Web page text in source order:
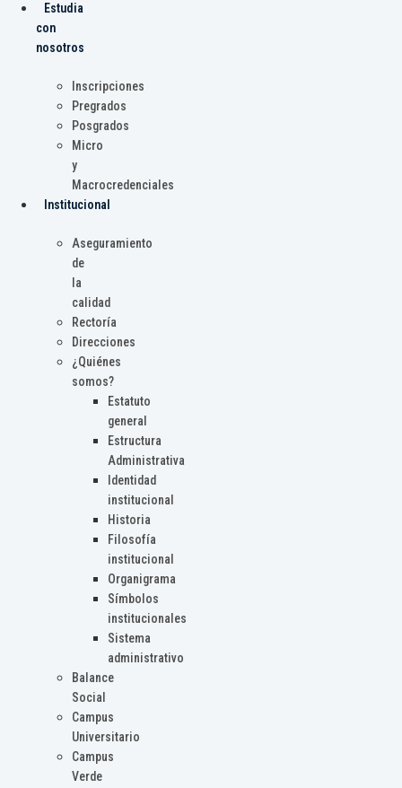
Estudia
con
nosotros
Inscripciones
Pregrados
Posgrados
Micro
y
Macrocredenciales
Institucional
Aseguramiento
de
la
calidad
Rectoría
Direcciones
¿Quiénes
somos?
Estatuto
general
Estructura
Administrativa
Identidad
institucional
Historia
Filosofía
institucional
Organigrama
Símbolos
institucionales
Sistema
administrativo
Balance
Social
Campus
Universitario
Campus
Verde